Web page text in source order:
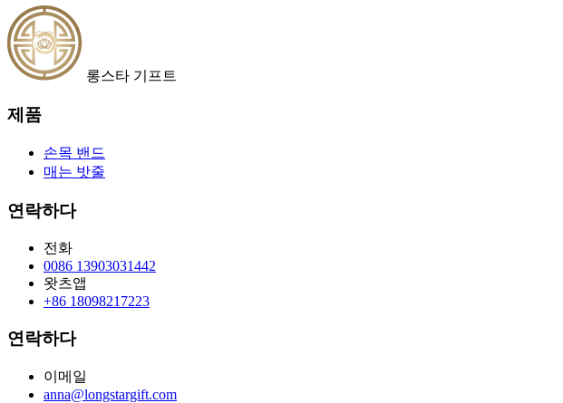
롱스타 기프트
제품
손목 밴드
매는 밧줄
연락하다
전화
0086 13903031442
왓츠앱
+86 18098217223
연락하다
이메일
anna@longstargift.com